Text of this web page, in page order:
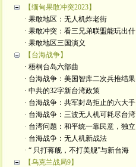
【缅甸果敢冲突2023】
· 果敢地区：无人机炸老街
· 果敢冲突：看三兄弟联盟能玩出什
· 果敢地区三国演义
【台海战争】
· 梧桐台岛六部曲
· 台海战争：美国智库二次兵推结果
· 中共的32字新台湾政策
· 台海战争：共军封岛拒止的六大手
· 台海战争：三波无人机可耗尽台湾
· 台湾问题：和平统一靠民意，独立
· 台海战争：无人机新战法
· “ 只打蒋舰，不打美舰”与新台海
【乌克兰战局9】